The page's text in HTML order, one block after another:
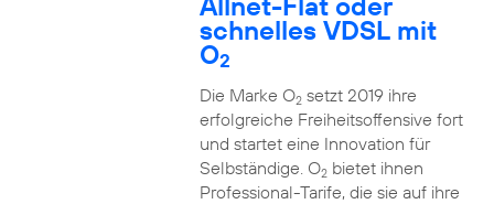
schnelles VDSL mit
O2
Die Marke O2setzt 2019 ihre
erfolgreiche Freiheitsoffensive fort
und startet eine Innovation für
Selbständige. O2bietet ihnen
Professional-Tarife, die sie auf ihre